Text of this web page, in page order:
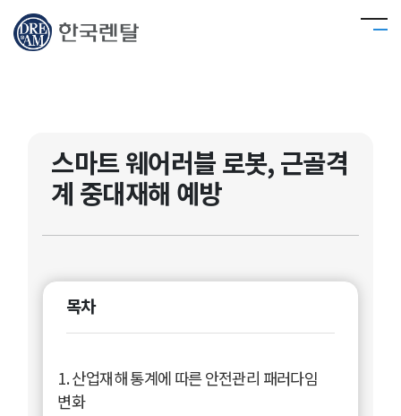
스마트 웨어러블 로봇, 근골격
계 중대재해 예방
목차
1. 산업재해 통계에 따른 안전관리 패러다임
변화